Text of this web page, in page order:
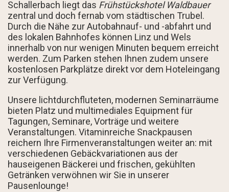
Schallerbach liegt das Frühstückshotel Waldbauer
zentral und doch fernab vom städtischen Trubel.
Durch die Nähe zur Autobahnauf- und -abfahrt und
des lokalen Bahnhofes können Linz und Wels
innerhalb von nur wenigen Minuten bequem erreicht
werden. Zum Parken stehen Ihnen zudem unsere
kostenlosen Parkplätze direkt vor dem Hoteleingang
zur Verfügung.
Unsere lichtdurchfluteten, modernen Seminarräume
bieten Platz und multimediales Equipment für
Tagungen, Seminare, Vorträge und weitere
Veranstaltungen. Vitaminreiche Snackpausen
reichern Ihre Firmenveranstaltungen weiter an: mit
verschiedenen Gebäckvariationen aus der
hauseigenen Bäckerei und frischen, gekühlten
Getränken verwöhnen wir Sie in unserer
Pausenlounge!